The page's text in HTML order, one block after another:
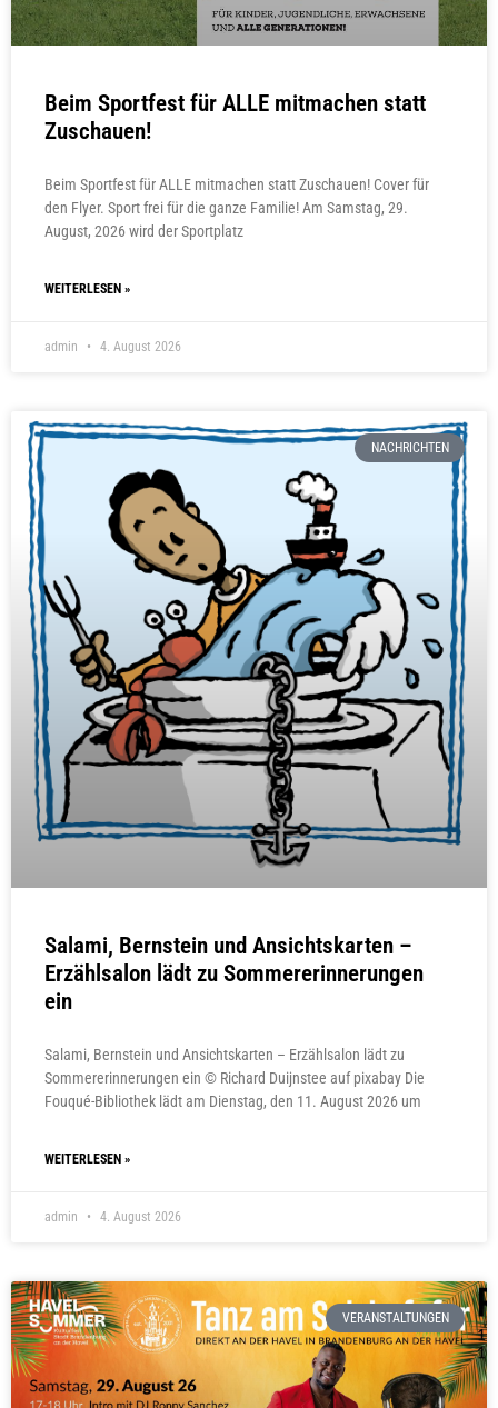
Beim Sportfest für ALLE mitmachen statt
Zuschauen!
Beim Sportfest für ALLE mitmachen statt Zuschauen! Cover für
den Flyer. Sport frei für die ganze Familie! Am Samstag, 29.
August, 2026 wird der Sportplatz
WEITERLESEN »
admin 4. August 2026
NACHRICHTEN
Salami, Bernstein und Ansichtskarten –
Erzählsalon lädt zu Sommererinnerungen
ein
Salami, Bernstein und Ansichtskarten – Erzählsalon lädt zu
Sommererinnerungen ein © Richard Duijnstee auf pixabay Die
Fouqué-Bibliothek lädt am Dienstag, den 11. August 2026 um
WEITERLESEN »
admin 4. August 2026
VERANSTALTUNGEN